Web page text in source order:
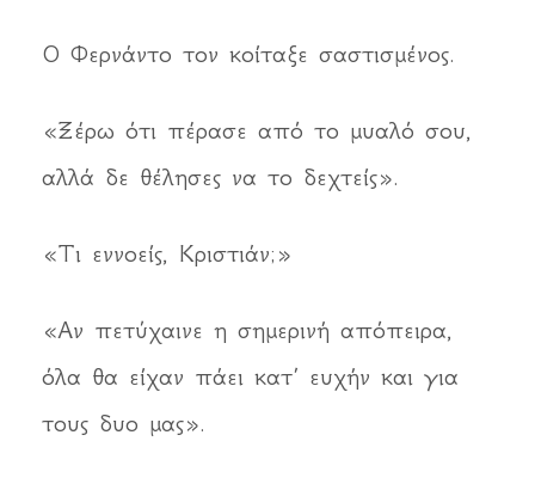
Ο Φερνάντο τον κοίταξε σαστισμένος.
«Ξέρω ότι πέρασε από το μυαλό σου,
αλλά δε θέλησες να το δεχτείς».
«Τι εννοείς, Κριστιάν;»
«Αν πετύχαινε η σημερινή απόπειρα,
όλα θα είχαν πάει κατ’ ευχήν και για
τους δυο μας».